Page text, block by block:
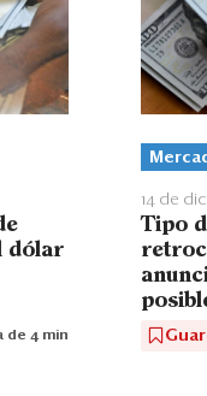
dólar
de 4 min
14 de
Tipo